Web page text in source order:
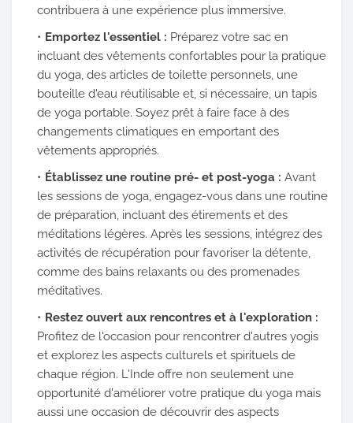
contribuera à une expérience plus immersive.
Emportez l'essentiel : Préparez votre sac en
incluant des vêtements confortables pour la pratique
du yoga, des articles de toilette personnels, une
bouteille d'eau réutilisable et, si nécessaire, un tapis
de yoga portable. Soyez prêt à faire face à des
changements climatiques en emportant des
vêtements appropriés.
Établissez une routine pré- et post-yoga : Avant
les sessions de yoga, engagez-vous dans une routine
de préparation, incluant des étirements et des
méditations légères. Après les sessions, intégrez des
activités de récupération pour favoriser la détente,
comme des bains relaxants ou des promenades
méditatives.
Restez ouvert aux rencontres et à l'exploration :
Profitez de l'occasion pour rencontrer d'autres yogis
et explorez les aspects culturels et spirituels de
chaque région. L'Inde offre non seulement une
opportunité d'améliorer votre pratique du yoga mais
aussi une occasion de découvrir des aspects